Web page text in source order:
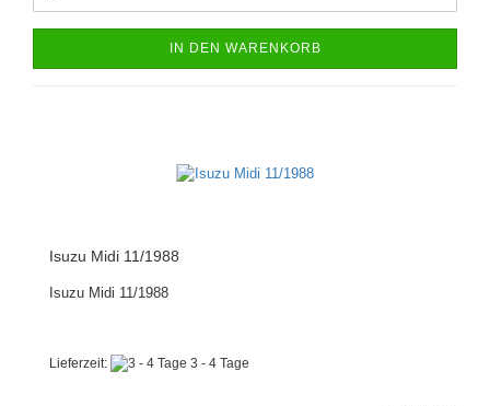
IN DEN WARENKORB
Isuzu Midi 11/1988
Isuzu Midi 11/1988
Lieferzeit: 3 - 4 Tage